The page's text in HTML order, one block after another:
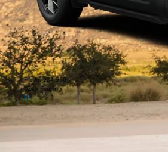
Fra kr. 234.990
bZ4X Touring
EL